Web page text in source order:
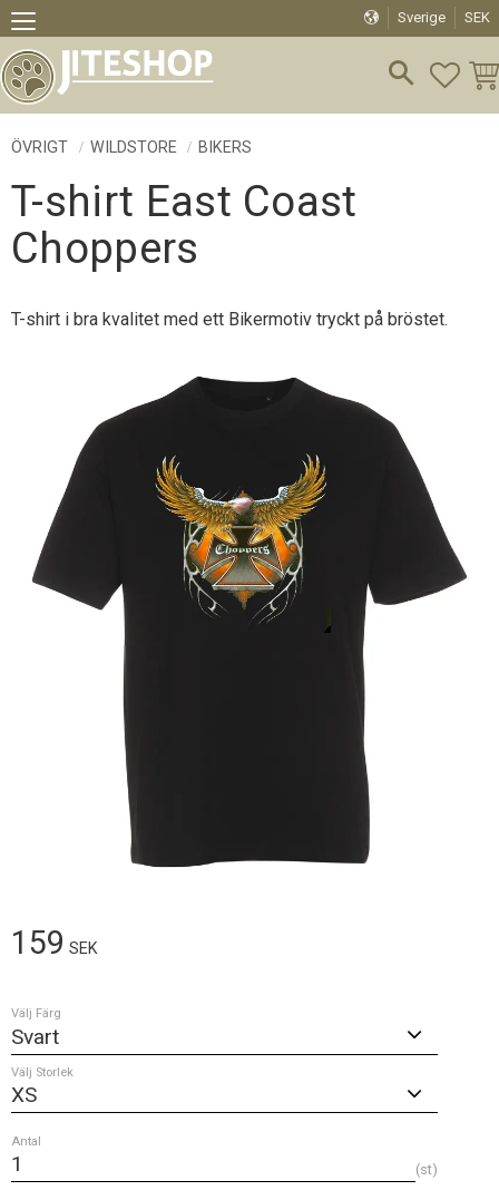
Meny
Sverige SEK
ÖVRIGT WILDSTORE BIKERS
T-shirt East Coast
Choppers
T-shirt i bra kvalitet med ett Bikermotiv tryckt på bröstet.
159 SEK
Välj Färg
Välj Storlek
Antal
st